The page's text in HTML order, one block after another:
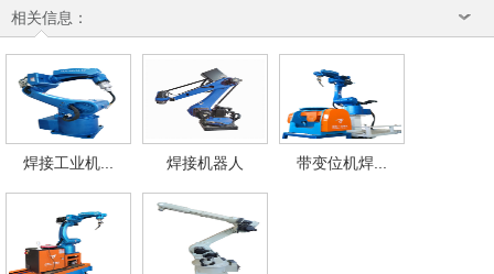
相关信息：
焊接工业机... 焊接机器人 带变位机焊...